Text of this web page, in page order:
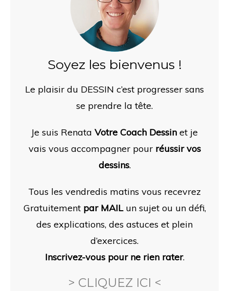
Soyez les bienvenus !
Le plaisir du DESSIN c’est progresser sans
se prendre la tête.
Je suis Renata Votre Coach Dessin et je
vais vous accompagner pour réussir vos
dessins.
Tous les vendredis matins vous recevrez
Gratuitement par MAILun sujet ou un défi,
des explications, des astuces et plein
d’exercices.
Inscrivez-vous pour ne rien rater.
> CLIQUEZ ICI <